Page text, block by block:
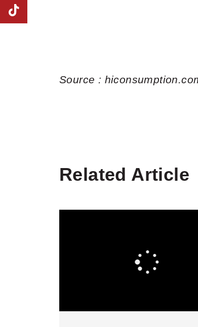
Source :
Related Article